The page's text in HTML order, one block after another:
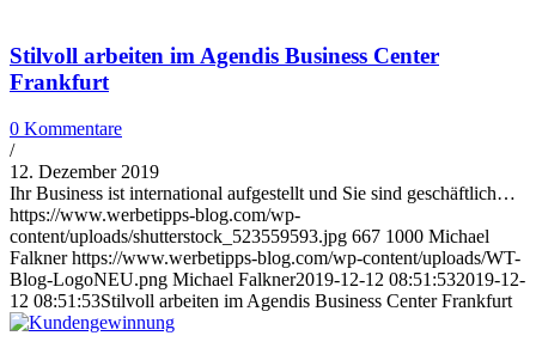
Stilvoll arbeiten im Agendis Business Center
Frankfurt
0 Kommentare
/
12. Dezember 2019
Ihr Business ist international aufgestellt und Sie sind geschäftlich…
https://www.werbetipps-blog.com/wp-
content/uploads/shutterstock_523559593.jpg 667 1000 Michael
Falkner https://www.werbetipps-blog.com/wp-content/uploads/WT-
Blog-LogoNEU.png Michael Falkner2019-12-12 08:51:532019-12-
12 08:51:53Stilvoll arbeiten im Agendis Business Center Frankfurt